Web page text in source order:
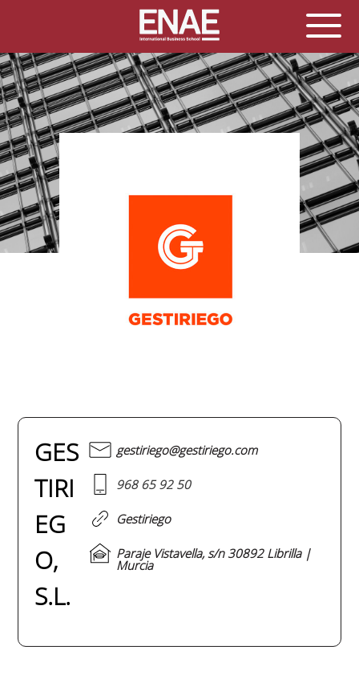
GES
TIRI
EG
O,
S.L.
gestiriego@gestiriego.com
968 65 92 50
Gestiriego
Paraje Vistavella, s/n 30892 Librilla |
Murcia